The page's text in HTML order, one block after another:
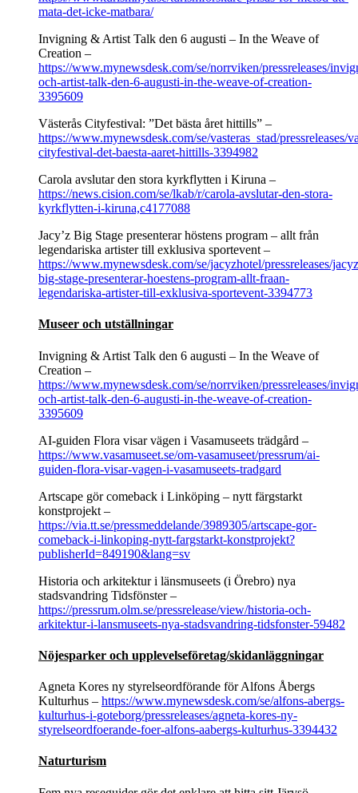
mata-det-icke-matbara/
Invigning & Artist Talk den 6 augusti – In the Weave of
Creation –
https://www.mynewsdesk.com/se/norrviken/pressreleases/
och-artist-talk-den-6-augusti-in-the-weave-of-creation-
3395609
Västerås Cityfestival: ”Det bästa året hittills” –
https://www.mynewsdesk.com/se/vasteras_stad/pressreleases/
cityfestival-det-baesta-aaret-hittills-3394982
Carola avslutar den stora kyrkflytten i Kiruna –
https://news.cision.com/se/lkab/r/carola-avslutar-den-stora-
kyrkflytten-i-kiruna,c4177088
Jacy’z Big Stage presenterar höstens program – allt från
legendariska artister till exklusiva sportevent –
https://www.mynewsdesk.com/se/jacyzhotel/pressreleases/
big-stage-presenterar-hoestens-program-allt-fraan-
legendariska-artister-till-exklusiva-sportevent-3394773
Museer och utställningar
Invigning & Artist Talk den 6 augusti – In the Weave of
Creation –
https://www.mynewsdesk.com/se/norrviken/pressreleases/
och-artist-talk-den-6-augusti-in-the-weave-of-creation-
3395609
AI-guiden Flora visar vägen i Vasamuseets trädgård –
https://www.vasamuseet.se/om-vasamuseet/pressrum/ai-
guiden-flora-visar-vagen-i-vasamuseets-tradgard
Artscape gör comeback i Linköping – nytt färgstarkt
konstprojekt –
https://via.tt.se/pressmeddelande/3989305/artscape-gor-
comeback-i-linkoping-nytt-fargstarkt-konstprojekt?
publisherId=849190&lang=sv
Historia och arkitektur i länsmuseets (i Örebro) nya
stadsvandring Tidsfönster –
https://pressrum.olm.se/pressrelease/view/historia-och-
arkitektur-i-lansmuseets-nya-stadsvandring-tidsfonster-59482
Nöjesparker och upplevelseföretag/skidanläggningar
Agneta Kores ny styrelseordförande för Alfons Åbergs
Kulturhus – https://www.mynewsdesk.com/se/alfons-abergs-
kulturhus-i-goteborg/pressreleases/agneta-kores-ny-
styrelseordfoerande-foer-alfons-aabergs-kulturhus-3394432
Naturturism